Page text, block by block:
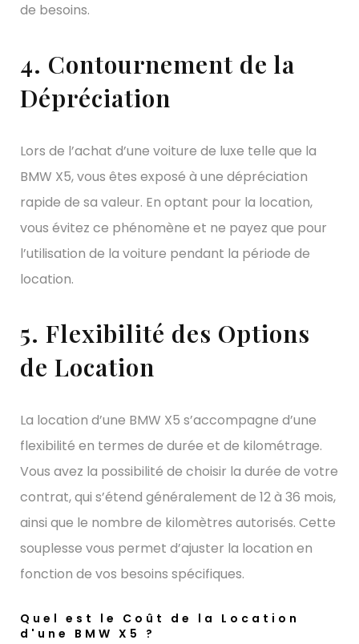
de besoins.
4. Contournement de la
Dépréciation
Lors de l’achat d’une voiture de luxe telle que la
BMW X5, vous êtes exposé à une dépréciation
rapide de sa valeur. En optant pour la location,
vous évitez ce phénomène et ne payez que pour
l’utilisation de la voiture pendant la période de
location.
5. Flexibilité des Options
de Location
La location d’une BMW X5 s’accompagne d’une
flexibilité en termes de durée et de kilométrage.
Vous avez la possibilité de choisir la durée de votre
contrat, qui s’étend généralement de 12 à 36 mois,
ainsi que le nombre de kilomètres autorisés. Cette
souplesse vous permet d’ajuster la location en
fonction de vos besoins spécifiques.
Quel est le Coût de la Location
d'une BMW X5 ?